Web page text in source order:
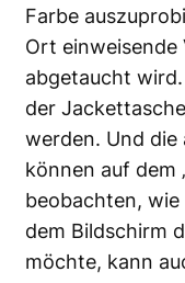
Farbe
Ort einweisende
abgetaucht
der
werden. Und die
können auf dem
beobachten, wie
dem Bildschirm
möchte, kann